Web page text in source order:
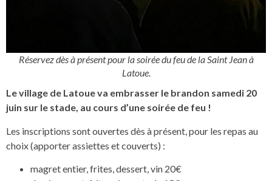
Réservez dès à présent pour la soirée du feu de la Saint Jean à
Latoue.
Le village de Latoue va embrasser le brandon samedi 20
juin sur le stade, au cours d’une soirée de feu !
Les inscriptions sont ouvertes dès à présent, pour les repas au
choix (apporter assiettes et couverts) :
magret entier, frites, dessert, vin 20€